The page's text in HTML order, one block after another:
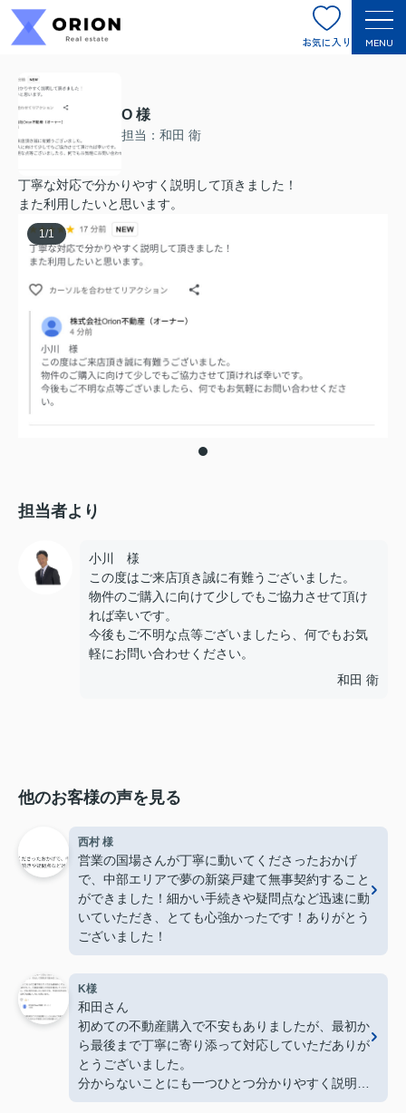
お気に入り MENU
O 様
担当：和田 衛
丁寧な対応で分かりやすく説明して頂きました！
また利用したいと思います。
1/1
担当者より
小川 様
この度はご来店頂き誠に有難うございました。
物件のご購入に向けて少しでもご協力させて頂け
れば幸いです。
今後もご不明な点等ございましたら、何でもお気
軽にお問い合わせください。
和田 衛
他のお客様の声を見る
西村 様
営業の国場さんが丁寧に動いてくださったおかげ
で、中部エリアで夢の新築戸建て無事契約すること
ができました！細かい手続きや疑問点など迅速に動
いていただき、とても心強かったです！ありがとう
ございました！
K様
和田さん
初めての不動産購入で不安もありましたが、最初か
ら最後まで丁寧に寄り添って対応していただありが
とうございました。
分からないことにも一つひとつ分かりやすく説明し
てくださり、安心して契約まで進めることができま